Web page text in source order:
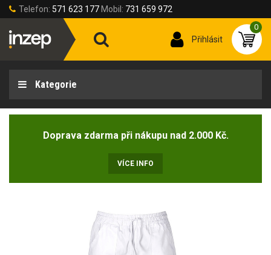
Telefon: 571 623 177 Mobil: 731 659 972
Přihlásit
0
Kategorie
Doprava zdarma při nákupu nad 2.000 Kč.
VÍCE INFO